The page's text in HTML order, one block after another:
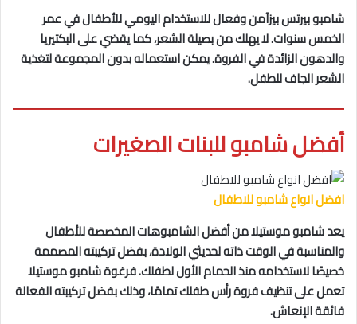
شامبو بيرتس بيزآمن وفعال للاستخدام اليومي للأطفال في عمر
الخمس سنوات. لا يهلك من بصيلة الشعر، كما يقضي على البكتيريا
والدهون الزائدة في الفروة. يمكن استعماله بدون المجموعة لتغذية
الشعر الجاف للطفل.
أفضل شامبو للبنات الصغيرات
افضل انواع شامبو للاطفال
يعد شامبو موستيلا من أفضل الشامبوهات المخصصة للأطفال
والمناسبة في الوقت ذاته لحديثي الولادة، بفضل تركيبته المصممة
خصيصًا لاستخدامه منذ الحمام الأول لطفلك. فرغوة شامبو موستيلا
تعمل على تنظيف فروة رأس طفلك تمامًا، وذلك بفضل تركيبته الفعالة
فائقة الإنعاش.